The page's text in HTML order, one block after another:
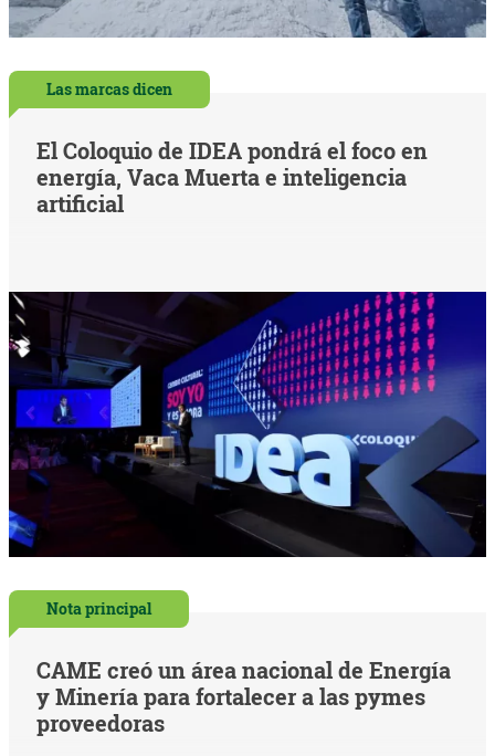
Las marcas dicen
El Coloquio de IDEA pondrá el foco en
energía, Vaca Muerta e inteligencia
artificial
Nota principal
CAME creó un área nacional de Energía
y Minería para fortalecer a las pymes
proveedoras